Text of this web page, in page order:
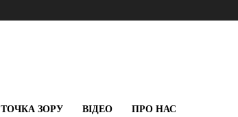
ТОЧКА ЗОРУ ВІДЕО ПРО НАС